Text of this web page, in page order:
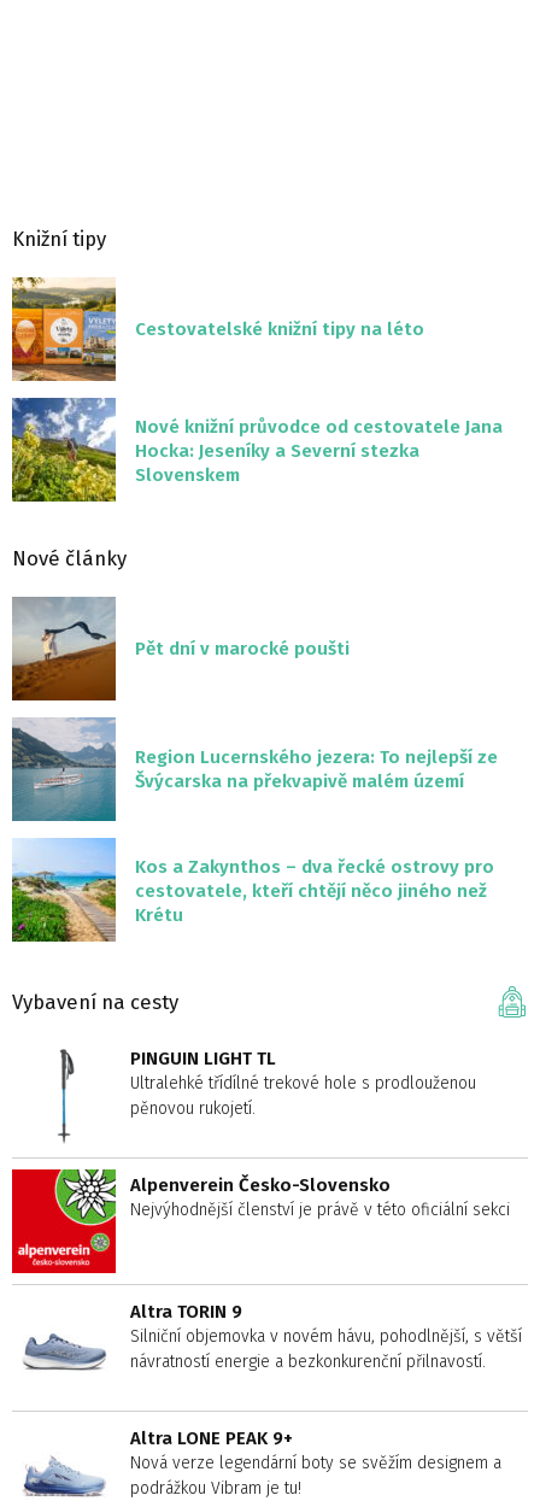
Knižní tipy
Cestovatelské knižní tipy na léto
Nové knižní průvodce od cestovatele Jana
Hocka: Jeseníky a Severní stezka
Slovenskem
Nové články
Pět dní v marocké poušti
Region Lucernského jezera: To nejlepší ze
Švýcarska na překvapivě malém území
Kos a Zakynthos – dva řecké ostrovy pro
cestovatele, kteří chtějí něco jiného než
Krétu
Vybavení na cesty
PINGUIN LIGHT TL
Ultralehké třídílné trekové hole s prodlouženou
pěnovou rukojetí.
Alpenverein Česko-Slovensko
Nejvýhodnější členství je právě v této oficiální sekci
Altra TORIN 9
Silniční objemovka v novém hávu, pohodlnější, s větší
návratností energie a bezkonkurenční přilnavostí.
Altra LONE PEAK 9+
Nová verze legendární boty se svěžím designem a
podrážkou Vibram je tu!